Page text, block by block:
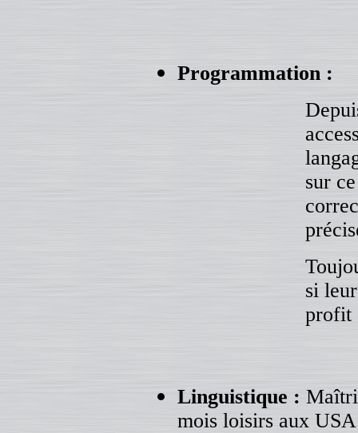
Programmation :
sur
si
profit
Linguistique :
mois loisirs aux